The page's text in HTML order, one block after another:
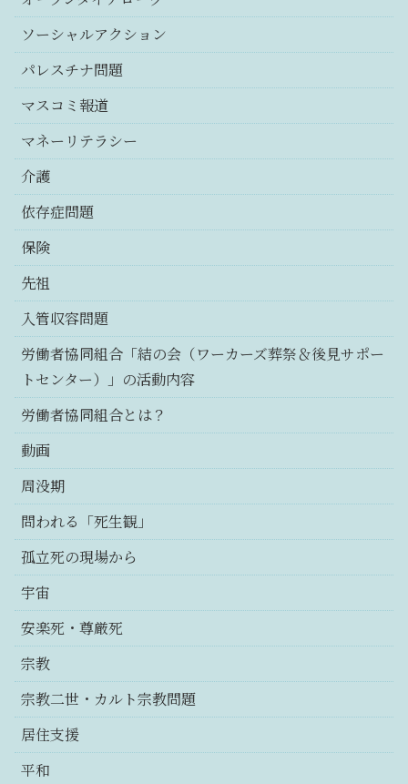
ソーシャルアクション
パレスチナ問題
マスコミ報道
マネーリテラシー
介護
依存症問題
保険
先祖
入管収容問題
労働者協同組合「結の会（ワーカーズ葬祭＆後見サポー
トセンター）」の活動内容
労働者協同組合とは？
動画
周没期
問われる「死生観」
孤立死の現場から
宇宙
安楽死・尊厳死
宗教
宗教二世・カルト宗教問題
居住支援
平和